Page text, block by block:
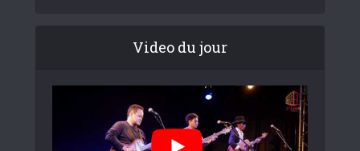
Video du jour